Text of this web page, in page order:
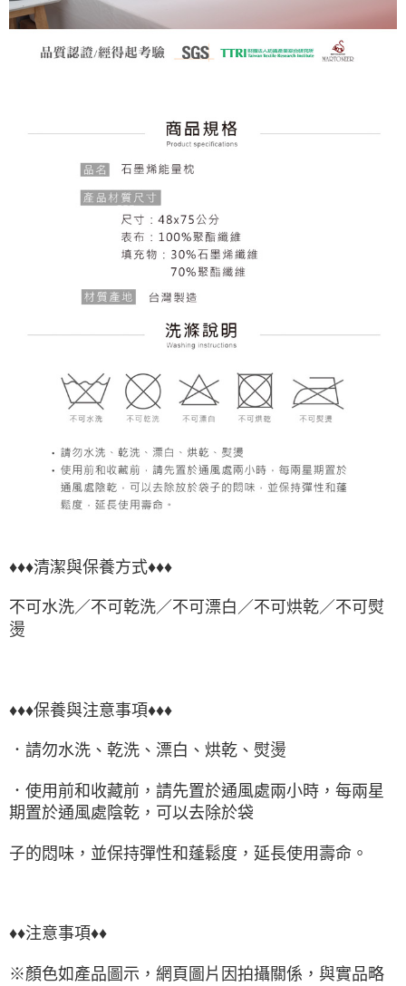
♦♦♦清潔與保養方式♦♦♦
不可水洗／不可乾洗／不可漂白／不可烘乾／不可熨
燙
♦♦♦保養與注意事項♦♦♦
．請勿水洗、乾洗、漂白、烘乾、熨燙
． 使用前和收藏前，請先置於通風處兩小時，每兩星
期置於通風處陰乾， 可以去除於袋
子的悶味，並保持彈性和蓬鬆度，延長使用壽命。
♦♦注意事項♦♦
※顏色如產品圖示，網頁圖片因拍攝關係，與實品略